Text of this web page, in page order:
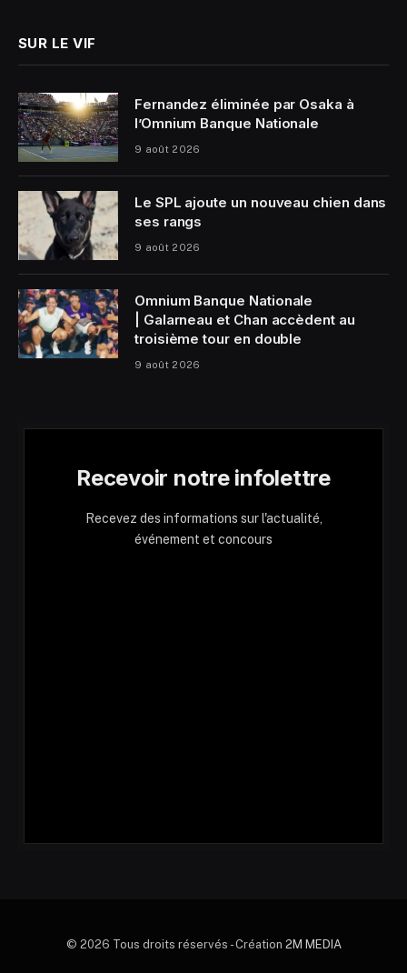
SUR LE VIF
Fernandez éliminée par Osaka à
l’Omnium Banque Nationale
9 août 2026
Le SPL ajoute un nouveau chien dans
ses rangs
9 août 2026
Omnium Banque Nationale
| Galarneau et Chan accèdent au
troisième tour en double
9 août 2026
Recevoir notre infolettre
Recevez des informations sur l'actualité,
événement et concours
© 2026 Tous droits réservés - Création 2M MEDIA